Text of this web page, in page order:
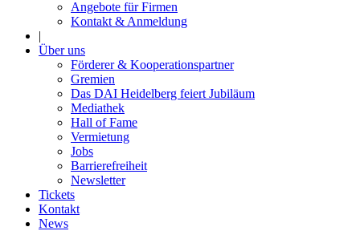
Angebote für Firmen
Kontakt & Anmeldung
|
Über uns
Förderer & Kooperationspartner
Gremien
Das DAI Heidelberg feiert Jubiläum
Mediathek
Hall of Fame
Vermietung
Jobs
Barrierefreiheit
Newsletter
Tickets
Kontakt
News